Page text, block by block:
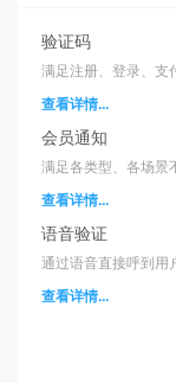
验证码
满足注册、登录、支
查看详情...
会员通知
满足各类型、各场景
查看详情...
语音验证
通过语音直接呼到用
查看详情...